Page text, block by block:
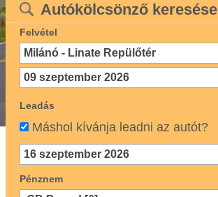
Autókölcsönző keresése
Felvétel
Leadás
Máshol kívánja leadni az autót?
Pénznem